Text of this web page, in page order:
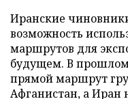
Иранские
возможность
маршрутов для
будущем. В
прямой маршрут
Афганистан, а Иран